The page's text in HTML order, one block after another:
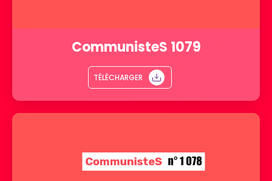
CommunisteS 1079
TÉLÉCHARGER